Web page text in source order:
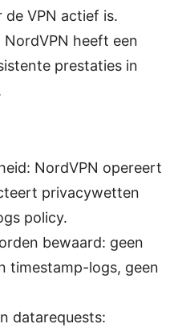
VPN actief is.
heeft een
prestaties in
NordVPN opereert
privacywetten
policy.
bewaard: geen
timestamp-logs, geen
datarequests: